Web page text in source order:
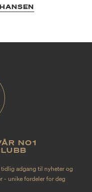
NO1
adgang til nyheter og
- unike fordeler for deg